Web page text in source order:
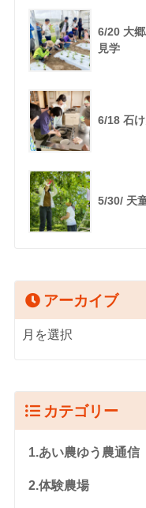
6/20 大
見学
6/18 石
5/30/ 天
アーカイブ
カテゴリー
1.あい農ゆう農通信
2.体験農場